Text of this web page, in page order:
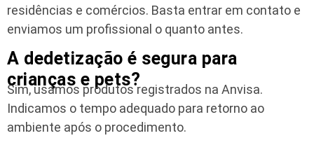
residências e comércios. Basta entrar em contato e
enviamos um profissional o quanto antes.
A dedetização é segura para
crianças e pets?
Sim, usamos produtos registrados na Anvisa.
Indicamos o tempo adequado para retorno ao
ambiente após o procedimento.